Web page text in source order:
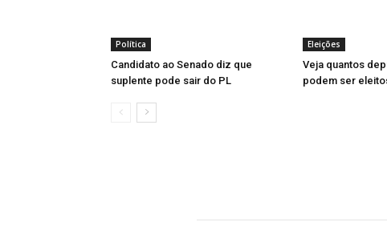
Política
Candidato ao Senado diz que
suplente pode sair do PL
Eleições
Veja quantos
podem ser